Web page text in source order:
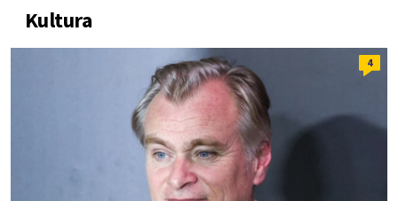
Kultura
4